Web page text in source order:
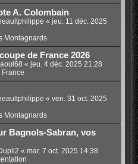
A. Colombain
« jeu. 11 déc. 2025
Montagnards
de France 2026
« jeu. 4 déc. 2025 21:28
« ven. 31 oct. 2025
Montagnards
Bagnols-Sabran, vos
« mar. 7 oct. 2025 14:38